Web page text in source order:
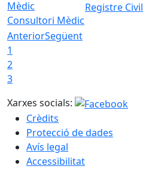
Consultori Mèdic
Registre Civil
AnteriorSegüent
1
2
3
Xarxes socials:
Crèdits
Protecció de dades
Avís legal
Accessibilitat